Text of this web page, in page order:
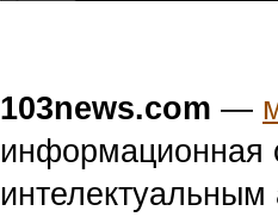
103news.com —
информационная